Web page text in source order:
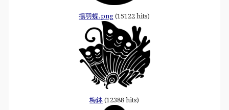
揚羽蝶.png (15122 hits)
梅鉢 (12388 hits)